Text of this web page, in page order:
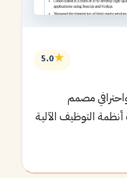
★
5.0
مصمم
التوظيف الآلية